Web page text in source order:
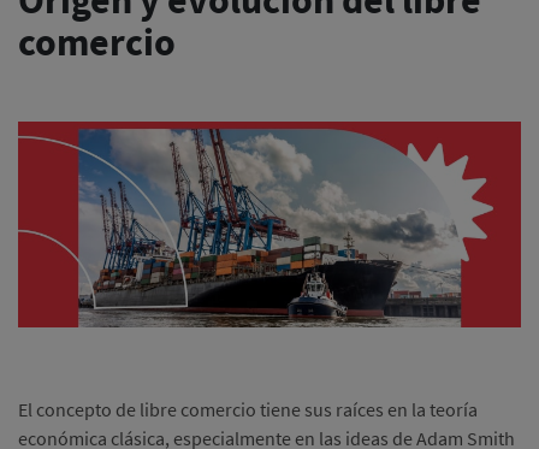
comercio
El concepto de libre comercio tiene sus raíces en la teoría
económica clásica, especialmente en las ideas de Adam Smith